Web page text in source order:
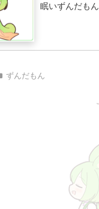
眠いずんだもん
ずんだもん